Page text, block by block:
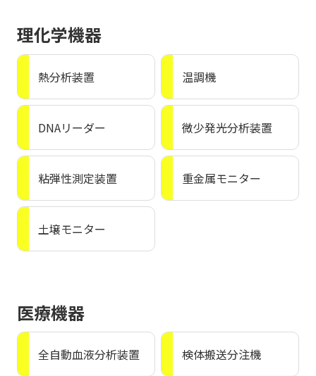
理化学機器
熱分析装置 温調機
DNAリーダー 微少発光分析装置
粘弾性測定装置 重金属モニター
土壌モニター
医療機器
全自動血液分析装置 検体搬送分注機